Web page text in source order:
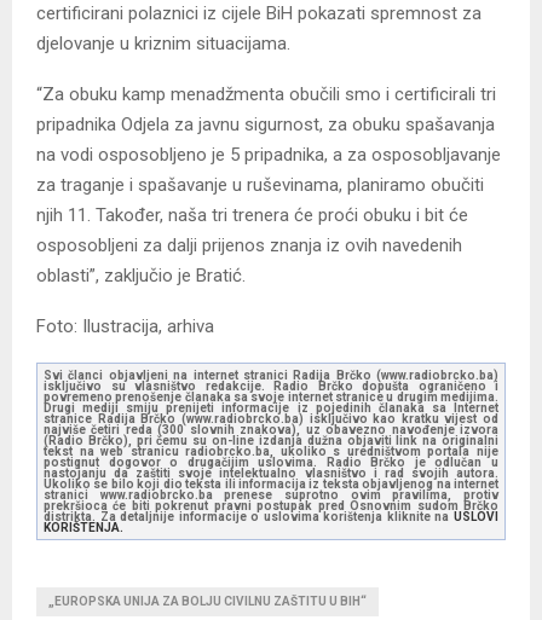
certificirani polaznici iz cijele BiH pokazati spremnost za
djelovanje u kriznim situacijama.
“Za obuku kamp menadžmenta obučili smo i certificirali tri
pripadnika Odjela za javnu sigurnost, za obuku spašavanja
na vodi osposobljeno je 5 pripadnika, a za osposobljavanje
za traganje i spašavanje u ruševinama, planiramo obučiti
njih 11. Također, naša tri trenera će proći obuku i bit će
osposobljeni za dalji prijenos znanja iz ovih navedenih
oblasti”, zaključio je Bratić.
Foto: Ilustracija, arhiva
Svi članci objavljeni na internet stranici Radija Brčko (www.radiobrcko.ba)
isključivo su vlasništvo redakcije. Radio Brčko dopušta ograničeno i
povremeno prenošenje članaka sa svoje internet stranice u drugim medijima.
Drugi mediji smiju prenijeti informacije iz pojedinih članaka sa Internet
stranice Radija Brčko (www.radiobrcko.ba) isključivo kao kratku vijest od
najviše četiri reda (300 slovnih znakova), uz obavezno navođenje izvora
(Radio Brčko), pri čemu su on-line izdanja dužna objaviti link na originalni
tekst na web stranicu radiobrcko.ba, ukoliko s uredništvom portala nije
postignut dogovor o drugačijim uslovima. Radio Brčko je odlučan u
nastojanju da zaštiti svoje intelektualno vlasništvo i rad svojih autora.
Ukoliko se bilo koji dio teksta ili informacija iz teksta objavljenog na internet
stranici www.radiobrcko.ba prenese suprotno ovim pravilima, protiv
prekršioca će biti pokrenut pravni postupak pred Osnovnim sudom Brčko
distrikta. Za detaljnije informacije o uslovima korištenja kliknite na USLOVI
KORIŠTENJA.
„EUROPSKA UNIJA ZA BOLJU CIVILNU ZAŠTITU U BIH“